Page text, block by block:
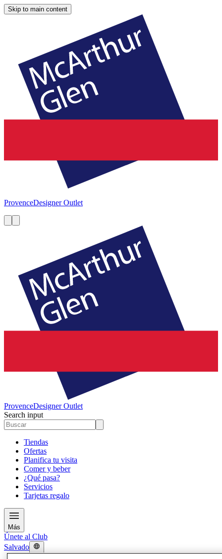
Skip to main content
ProvenceDesigner Outlet
ProvenceDesigner Outlet
Search input
Tiendas
Ofertas
Planifica tu visita
Comer y beber
¿Qué pasa?
Servicios
Tarjetas regalo
Más
Únete al Club
Salvado
es